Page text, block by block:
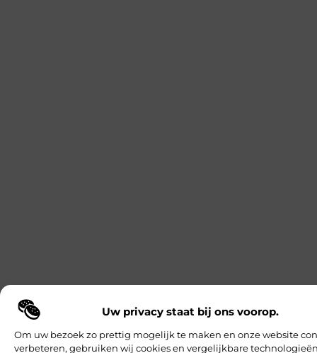
Uw privacy staat bij ons voorop.
Om uw bezoek zo prettig mogelijk te maken en onze website
verbeteren, gebruiken wij cookies en vergelijkbare